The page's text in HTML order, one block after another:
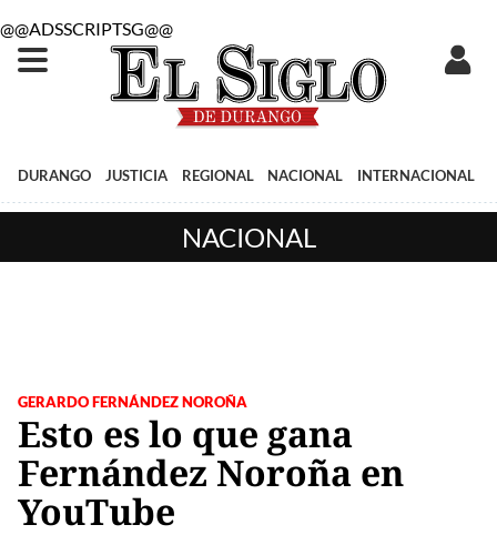
@@ADSSCRIPTSG@@
DURANGO JUSTICIA REGIONAL NACIONAL INTERNACIONAL
NACIONAL
GERARDO FERNÁNDEZ NOROÑA
Esto es lo que gana
Fernández Noroña en
YouTube